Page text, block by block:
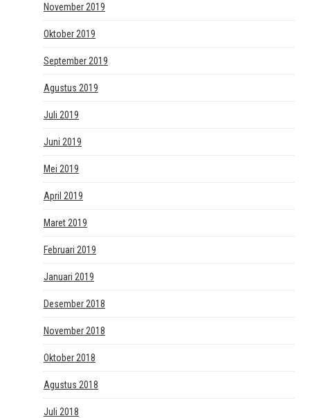
November 2019
Oktober 2019
September 2019
Agustus 2019
Juli 2019
Juni 2019
Mei 2019
April 2019
Maret 2019
Februari 2019
Januari 2019
Desember 2018
November 2018
Oktober 2018
Agustus 2018
Juli 2018